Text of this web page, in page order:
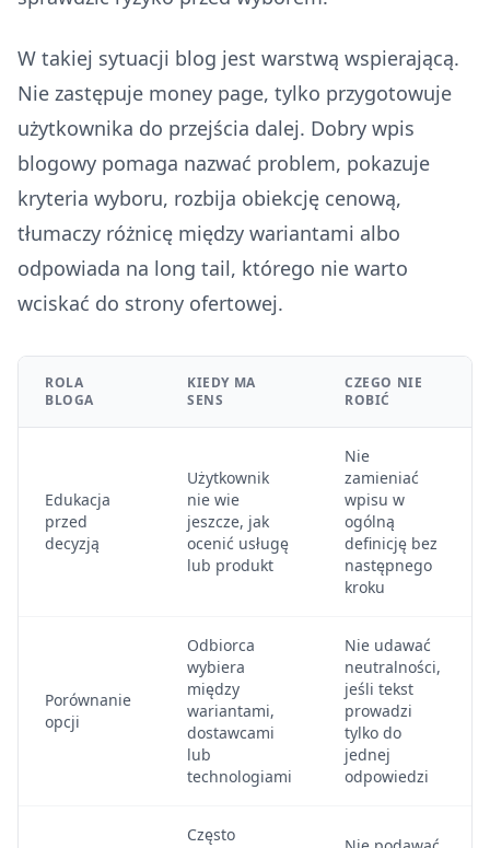
W takiej sytuacji blog jest warstwą wspierającą.
Nie zastępuje money page, tylko przygotowuje
użytkownika do przejścia dalej. Dobry wpis
blogowy pomaga nazwać problem, pokazuje
kryteria wyboru, rozbija obiekcję cenową,
tłumaczy różnicę między wariantami albo
odpowiada na long tail, którego nie warto
wciskać do strony ofertowej.
ROLA
BLOGA
KIEDY MA
SENS
CZEGO NIE
ROBIĆ
Edukacja
przed
decyzją
Użytkownik
nie wie
jeszcze, jak
ocenić usługę
lub produkt
Nie
zamieniać
wpisu w
ogólną
definicję bez
następnego
kroku
Porównanie
opcji
Odbiorca
wybiera
między
wariantami,
dostawcami
lub
technologiami
Nie udawać
neutralności,
jeśli tekst
prowadzi
tylko do
jednej
odpowiedzi
Często